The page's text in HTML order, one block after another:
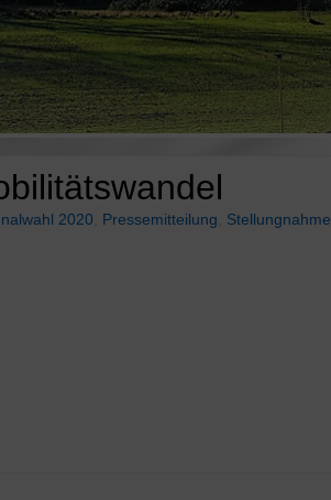
2020 Pressemitteilung Stellungnahme